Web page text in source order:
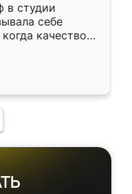
в студии
себе
качеством
уже почти